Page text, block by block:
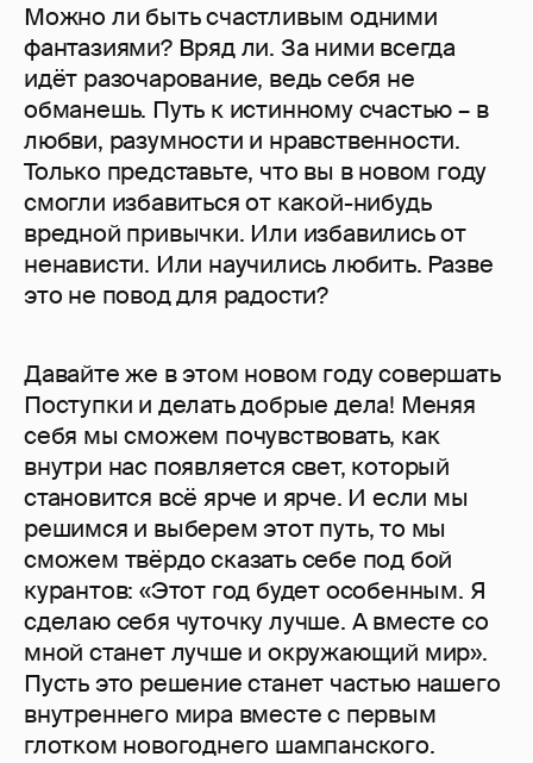
Можно ли быть счастливым одними
фантазиями? Вряд ли. За ними всегда
идёт разочарование, ведь себя не
обманешь. Путь к истинному счастью – в
любви, разумности и нравственности.
Только представьте, что вы в новом году
смогли избавиться от какой-нибудь
вредной привычки. Или избавились от
ненависти. Или научились любить. Разве
это не повод для радости?
Давайте же в этом новом году совершать
Поступки и делать добрые дела! Меняя
себя мы сможем почувствовать, как
внутри нас появляется свет, который
становится всё ярче и ярче. И если мы
решимся и выберем этот путь, то мы
сможем твёрдо сказать себе под бой
курантов: «Этот год будет особенным. Я
сделаю себя чуточку лучше. А вместе со
мной станет лучше и окружающий мир».
Пусть это решение станет частью нашего
внутреннего мира вместе с первым
глотком новогоднего шампанского.